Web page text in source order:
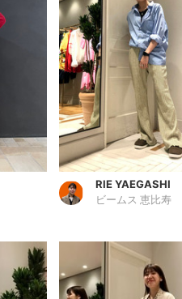
RIE YAEGASHI
ビームス 恵比寿